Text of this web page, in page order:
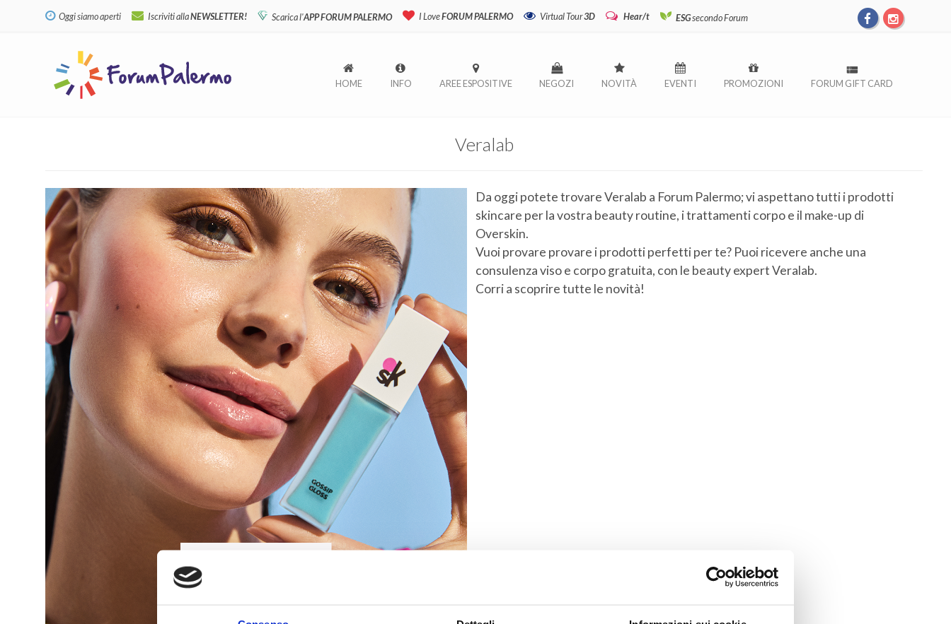
Oggi siamo aperti Iscriviti allaNEWSLETTER! Scarica l'APP FORUM PALERMO I LoveFORUM PALERMO Virtual Tour3D Hear/t ESGsecondo Forum
HOME INFO AREE ESPOSITIVE NEGOZI NOVITÀ EVENTI PROMOZIONI FORUM GIFT CARD
Veralab
Da oggi potete trovare Veralab a Forum Palermo; vi aspettano tutti i prodotti
skincare per la vostra beauty routine, i trattamenti corpo e il make-up di
Overskin.
Vuoi provare provare i prodotti perfetti per te? Puoi ricevere anche una
consulenza viso e corpo gratuita, con le beauty expert Veralab.
Corri a scoprire tutte le novità!